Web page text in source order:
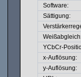
Software:
Sättigung:
YCbCr-
x-Auflösung:
y-Auflösung: